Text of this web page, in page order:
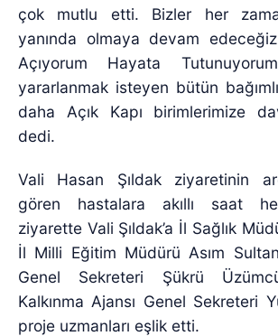
çok mutlu etti. Bizler her
yanında olmaya devam
Açıyorum Hayata
yararlanmak isteyen bütün
daha Açık Kapı birimlerimize
dedi.
Vali Hasan Şıldak ziyaretinin
gören hastalara akıllı saat
ziyarette Vali Şıldak’a İl Sağlık
İl Milli Eğitim Müdürü Asım
Genel Sekreteri Şükrü
Kalkınma Ajansı Genel Sekreteri
proje uzmanları eşlik etti.